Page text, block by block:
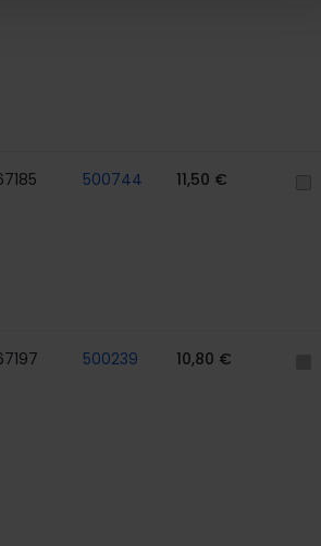
500744 11,50 €
500239 10,80 €